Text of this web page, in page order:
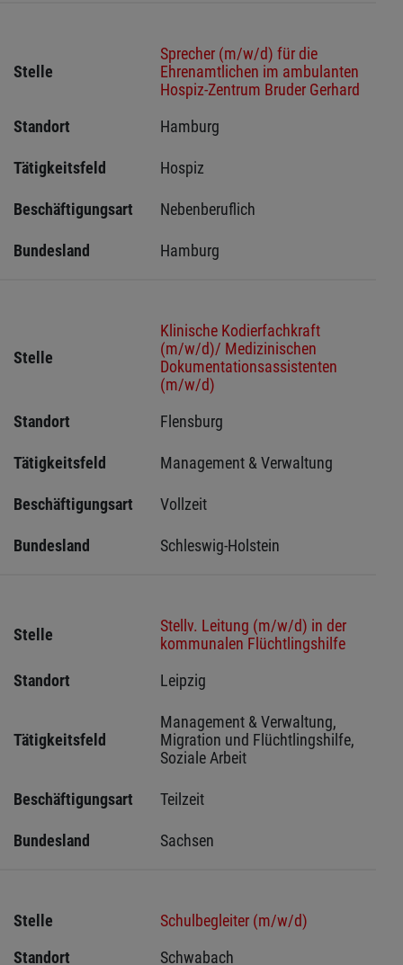
Stelle
Sprecher (m/w/d) für die
Ehrenamtlichen im ambulanten
Hospiz-Zentrum Bruder Gerhard
Standort
Hamburg
Tätigkeitsfeld Hospiz
Beschäftigungsart Nebenberuflich
Bundesland Hamburg
Stelle
Klinische Kodierfachkraft
(m/w/d)/ Medizinischen
Dokumentationsassistenten
(m/w/d)
Standort
Flensburg
Tätigkeitsfeld Management & Verwaltung
Beschäftigungsart Vollzeit
Bundesland Schleswig-Holstein
Stelle
Stellv. Leitung (m/w/d) in der
kommunalen Flüchtlingshilfe
Standort
Leipzig
Tätigkeitsfeld
Management & Verwaltung,
Migration und Flüchtlingshilfe,
Soziale Arbeit
Beschäftigungsart Teilzeit
Bundesland Sachsen
Stelle
Schulbegleiter (m/w/d)
Standort
Schwabach